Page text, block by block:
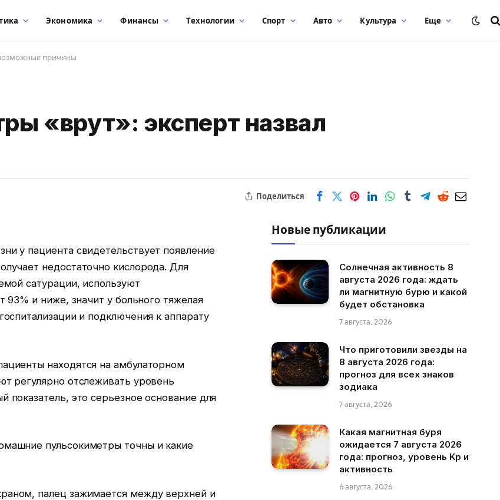
Экономика Финансы Технологии Спорт Авто Культура Еще
причины
«врут»: эксперт назвал
Поделиться
у пациента свидетельствует появление
недостаточно кислорода. Для
сатурации, используют
93% и ниже, значит у больного тяжелая
и подключения к аппарату
находятся на амбулаторном
регулярно отслеживать уровень
это серьезное основание для
пульсокиметры точны и какие
палец зажимается между верхней и
Новые публикации
Солнечная активность 8
августа 2026 года: ждать
ли магнитную бурю и какой
будет обстановка
7 августа, 2026
Что приготовили звезды на
8 августа 2026 года:
прогноз для всех знаков
зодиака
7 августа, 2026
Какая магнитная буря
ожидается 7 августа 2026
года: прогноз, уровень Kp и
активность
6 августа, 2026